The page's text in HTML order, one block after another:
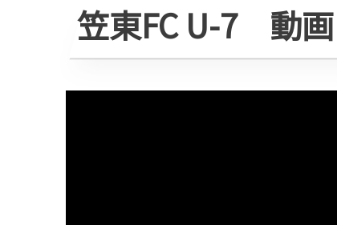
笠東FC U-7 動画